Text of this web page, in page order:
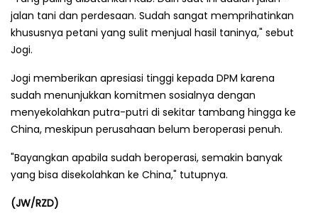
jalan tani dan perdesaan. Sudah sangat memprihatinkan
khususnya petani yang sulit menjual hasil taninya," sebut
Jogi.
Jogi memberikan apresiasi tinggi kepada DPM karena
sudah menunjukkan komitmen sosialnya dengan
menyekolahkan putra-putri di sekitar tambang hingga ke
China, meskipun perusahaan belum beroperasi penuh.
"Bayangkan apabila sudah beroperasi, semakin banyak
yang bisa disekolahkan ke China," tutupnya.
(JW/RZD)